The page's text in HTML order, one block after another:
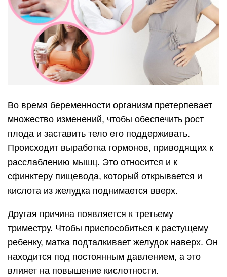
Во время беременности организм претерпевает
множество изменений, чтобы обеспечить рост
плода и заставить тело его поддерживать.
Происходит выработка гормонов, приводящих к
расслаблению мышц. Это относится и к
сфинктеру пищевода, который открывается и
кислота из желудка поднимается вверх.
Другая причина появляется к третьему
триместру. Чтобы приспособиться к растущему
ребенку, матка подталкивает желудок наверх. Он
находится под постоянным давлением, а это
влияет на повышение кислотности.